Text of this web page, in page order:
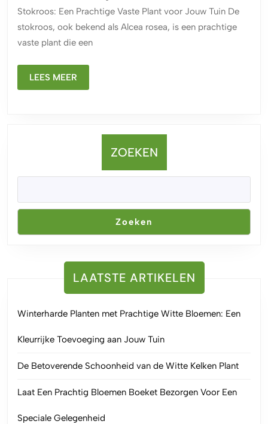
Plant
voor
Stokroos: Een Prachtige Vaste Plant voor Jouw Tuin De
stokroos, ook bekend als Alcea rosea, is een prachtige
vaste plant die een
LEES MEER
MEER
ZOEKEN
Zoeken
LAATSTE ARTIKELEN
Winterharde Planten met Prachtige Witte Bloemen: Een
Kleurrijke Toevoeging aan Jouw Tuin
De Betoverende Schoonheid van de Witte Kelken Plant
Laat Een Prachtig Bloemen Boeket Bezorgen Voor Een
Speciale Gelegenheid